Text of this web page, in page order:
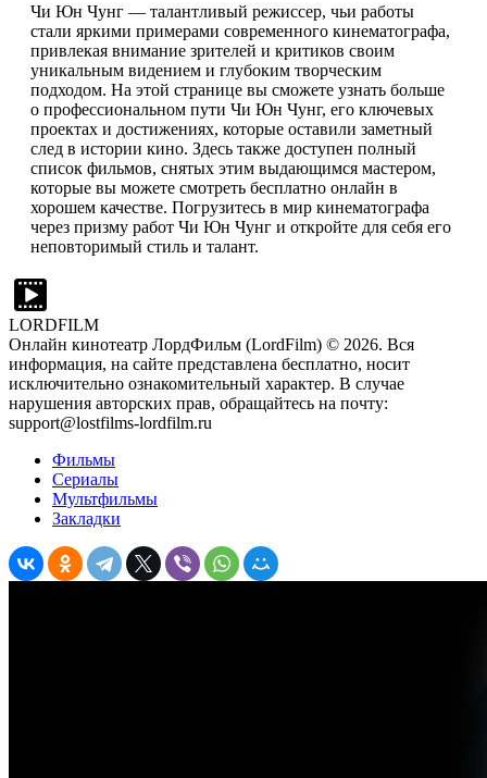
Чи Юн Чунг — талантливый режиссер, чьи работы
стали яркими примерами современного кинематографа,
привлекая внимание зрителей и критиков своим
уникальным видением и глубоким творческим
подходом. На этой странице вы сможете узнать больше
о профессиональном пути Чи Юн Чунг, его ключевых
проектах и достижениях, которые оставили заметный
след в истории кино. Здесь также доступен полный
список фильмов, снятых этим выдающимся мастером,
которые вы можете смотреть бесплатно онлайн в
хорошем качестве. Погрузитесь в мир кинематографа
через призму работ Чи Юн Чунг и откройте для себя его
неповторимый стиль и талант.
LORDFILM
Онлайн кинотеатр ЛордФильм (LordFilm) © 2026. Вся
информация, на сайте представлена бесплатно, носит
исключительно ознакомительный характер. В случае
нарушения авторских прав, обращайтесь на почту:
support@lostfilms-lordfilm.ru
Фильмы
Сериалы
Мультфильмы
Закладки